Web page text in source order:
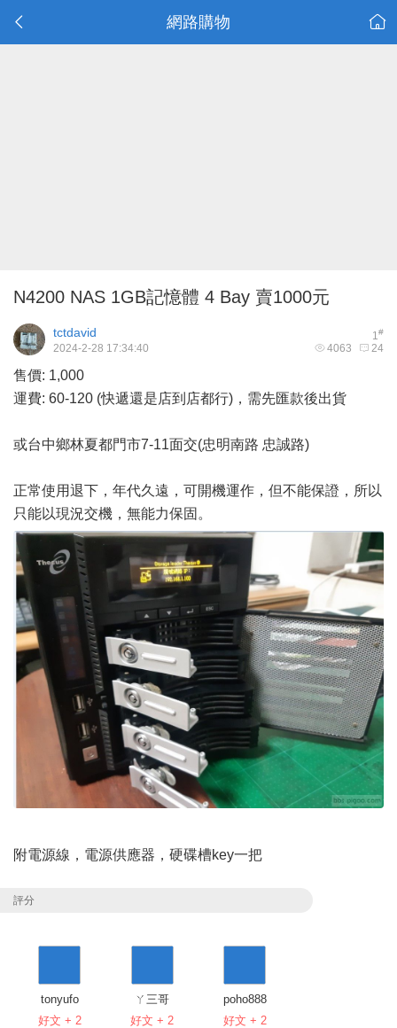
網路購物
N4200 NAS 1GB記憶體 4 Bay 賣1000元
1#
tctdavid
4063 24
2024-2-28 17:34:40
售價: 1,000
運費: 60-120 (快遞還是店到店都行)，需先匯款後出貨
或台中鄉林夏都門市7-11面交(忠明南路 忠誠路)
正常使用退下，年代久遠，可開機運作，但不能保證，所以
只能以現況交機，無能力保固。
附電源線，電源供應器，硬碟槽key一把
評分
tonyufo
好文 + 2
ㄚ三哥
好文 + 2
poho888
好文 + 2